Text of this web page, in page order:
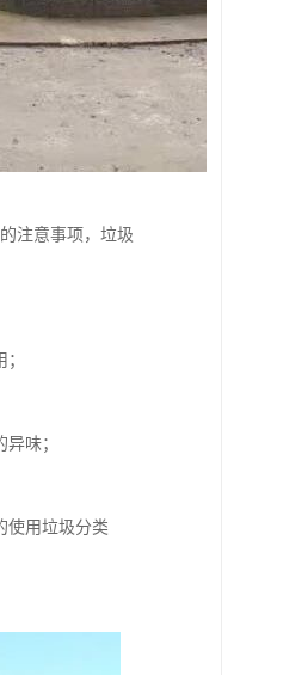
注意事项，垃圾
味；
使用垃圾分类